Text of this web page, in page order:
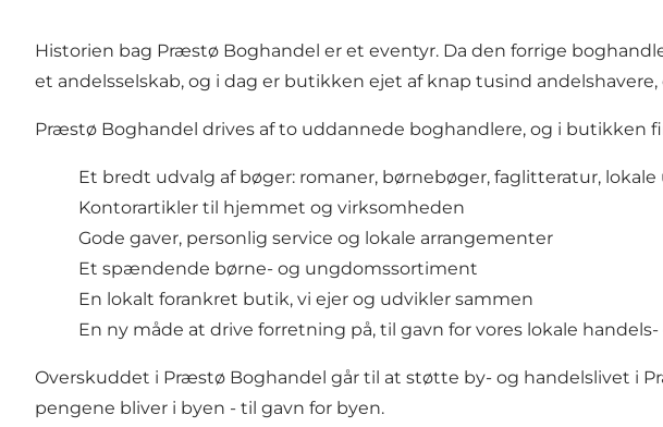
Historien bag Præstø Boghandel er et eventyr. Da den forrige
et andelsselskab, og i dag er butikken ejet af knap tusind
Præstø Boghandel drives af to uddannede boghandlere, og i butikken
Et bredt udvalg af bøger: romaner, børnebøger, faglitteratur,
Kontorartikler til hjemmet og virksomheden
Gode gaver, personlig service og lokale arrangementer
Et spændende børne- og ungdomssortiment
En lokalt forankret butik, vi ejer og udvikler sammen
En ny måde at drive forretning på, til gavn for vores lokale
Overskuddet i Præstø Boghandel går til at støtte by- og handelslivet i
pengene bliver i byen - til gavn for byen.